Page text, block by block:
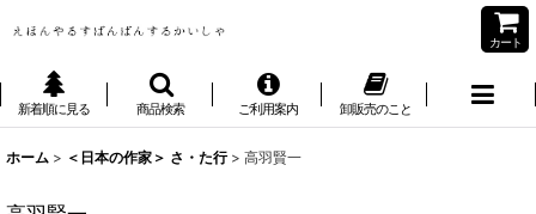
カート
新着順に見る 商品検索 ご利用案内 卸販売のこと
ホーム > ＜日本の作家＞ さ・た行 > 高羽賢一